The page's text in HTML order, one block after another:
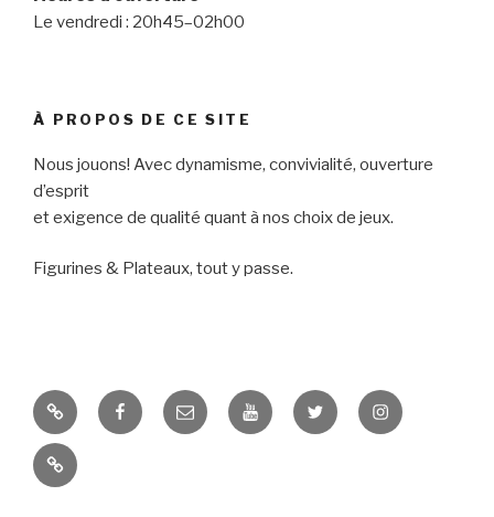
Le vendredi : 20h45–02h00
À PROPOS DE CE SITE
Nous jouons! Avec dynamisme, convivialité, ouverture
d’esprit
et exigence de qualité quant à nos choix de jeux.
Figurines & Plateaux, tout y passe.
ForgeFMFacebook
E-
mail
YoutubeTwitter Instagram
Accès
contributeurs